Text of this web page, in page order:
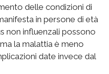
delle condizioni di
in persone di età
non influenzali possono
la malattia è meno
date invece dal